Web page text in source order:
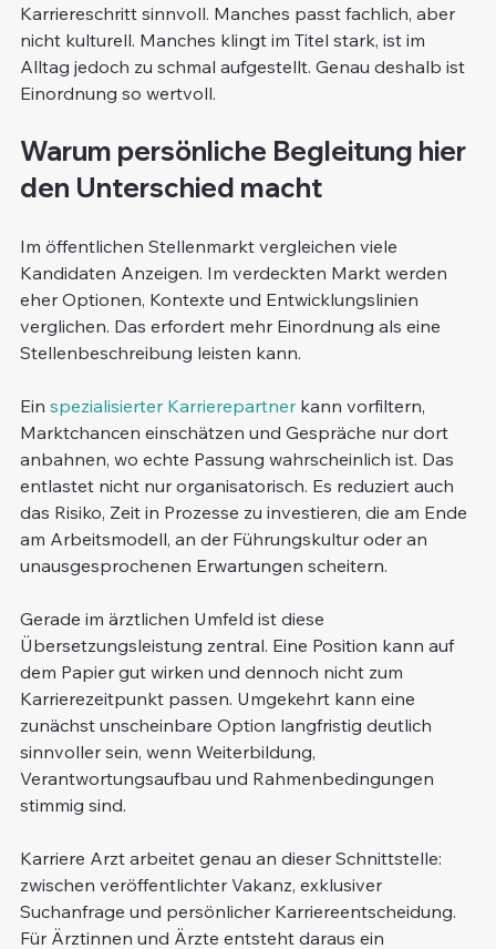
Karriereschritt sinnvoll. Manches passt fachlich, aber
nicht kulturell. Manches klingt im Titel stark, ist im
Alltag jedoch zu schmal aufgestellt. Genau deshalb ist
Einordnung so wertvoll.
Warum persönliche Begleitung hier
den Unterschied macht
Im öffentlichen Stellenmarkt vergleichen viele
Kandidaten Anzeigen. Im verdeckten Markt werden
eher Optionen, Kontexte und Entwicklungslinien
verglichen. Das erfordert mehr Einordnung als eine
Stellenbeschreibung leisten kann.
Ein spezialisierter Karrierepartner kann vorfiltern,
Marktchancen einschätzen und Gespräche nur dort
anbahnen, wo echte Passung wahrscheinlich ist. Das
entlastet nicht nur organisatorisch. Es reduziert auch
das Risiko, Zeit in Prozesse zu investieren, die am Ende
am Arbeitsmodell, an der Führungskultur oder an
unausgesprochenen Erwartungen scheitern.
Gerade im ärztlichen Umfeld ist diese
Übersetzungsleistung zentral. Eine Position kann auf
dem Papier gut wirken und dennoch nicht zum
Karrierezeitpunkt passen. Umgekehrt kann eine
zunächst unscheinbare Option langfristig deutlich
sinnvoller sein, wenn Weiterbildung,
Verantwortungsaufbau und Rahmenbedingungen
stimmig sind.
Karriere Arzt arbeitet genau an dieser Schnittstelle:
zwischen veröffentlichter Vakanz, exklusiver
Suchanfrage und persönlicher Karriereentscheidung.
Für Ärztinnen und Ärzte entsteht daraus ein